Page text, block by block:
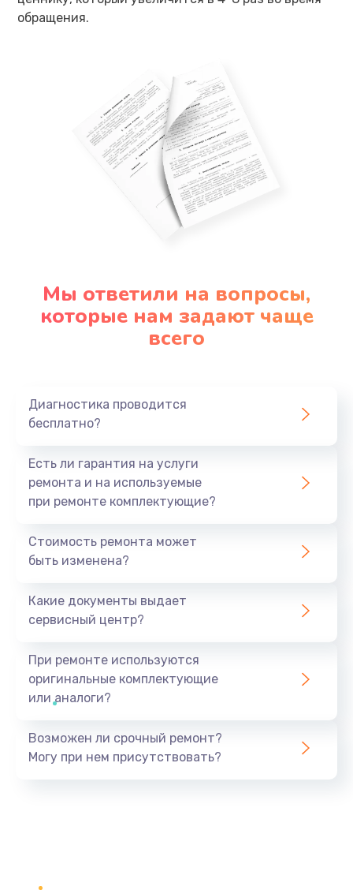
обращения.
Мы ответили на вопросы,
которые нам задают чаще
всего
Диагностика проводится
бесплатно?
Есть ли гарантия на услуги
ремонта и на используемые
при ремонте комплектующие?
Стоимость ремонта может
быть изменена?
Какие документы выдает
сервисный центр?
При ремонте используются
оригинальные комплектующие
или аналоги?
Возможен ли срочный ремонт?
Могу при нем присутствовать?